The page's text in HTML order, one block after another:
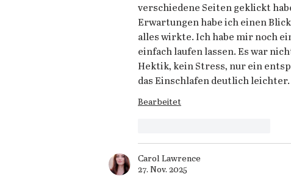
verschiedene Seiten geklickt
Erwartungen habe ich einen
alles wirkte. Ich habe mir noch
einfach laufen lassen. Es war
Hektik, kein Stress, nur ein
das Einschlafen deutlich leichter.
Bearbeitet
Carol Lawrence
27. Nov. 2025